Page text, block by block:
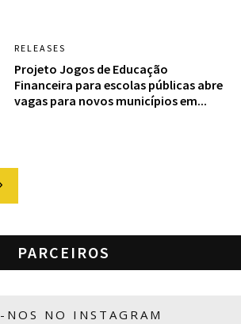
RELEASES
Projeto Jogos de Educação
Financeira para escolas públicas abre
vagas para novos municípios em...
PARCEIROS
NOS NO INSTAGRAM